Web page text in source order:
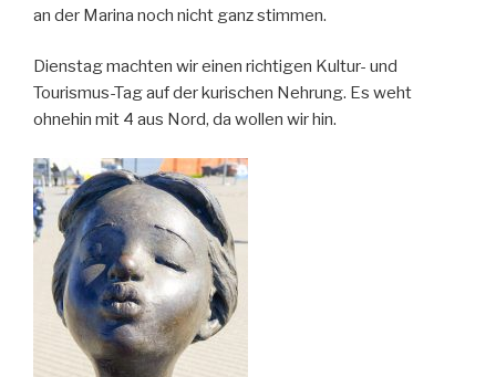
an der Marina noch nicht ganz stimmen.
Dienstag machten wir einen richtigen Kultur- und
Tourismus-Tag auf der kurischen Nehrung. Es weht
ohnehin mit 4 aus Nord, da wollen wir hin.